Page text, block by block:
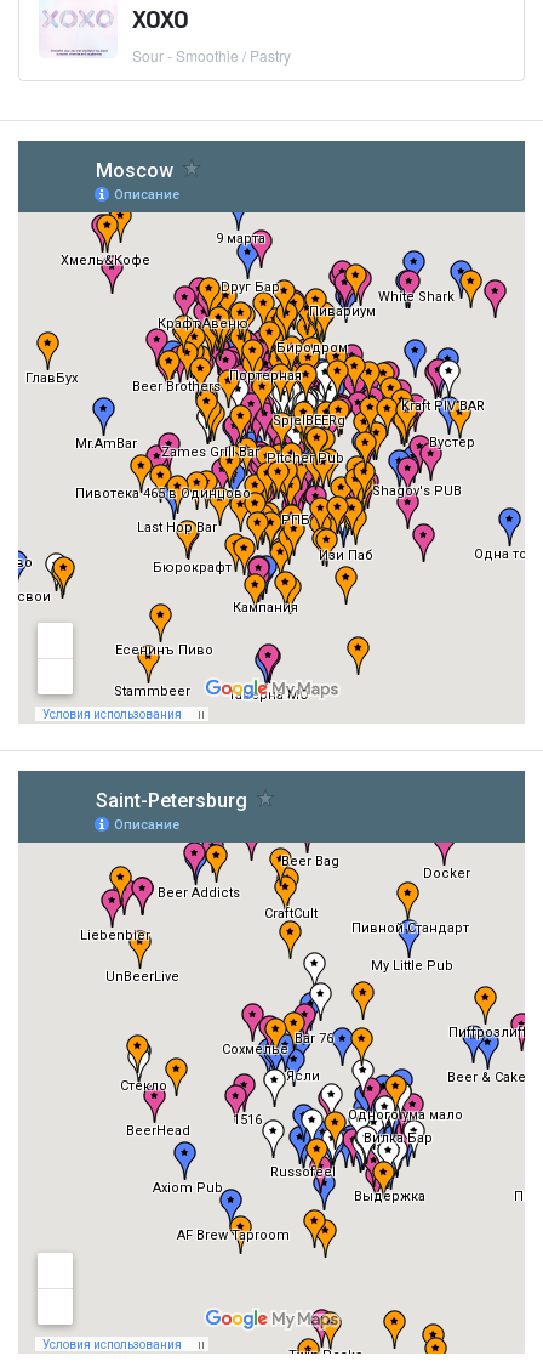
XOXO
Sour - Smoothie / Pastry